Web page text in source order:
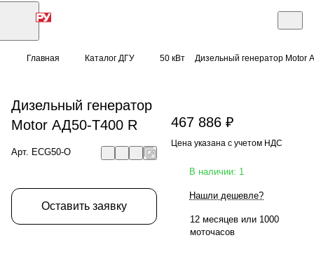
Главная Каталог ДГУ 50 кВт Дизельный генератор Motor
Дизельный генератор
Motor АД50-T400 R
Арт. ECG50-O
Оставить заявку
467 886 ₽
Цена указана с учетом НДС
В наличии: 1
Нашли дешевле?
12 месяцев или 1000
моточасов